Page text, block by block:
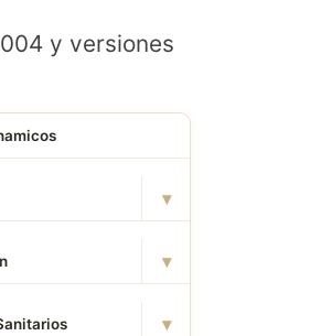
y versiones
▾
▾
▾